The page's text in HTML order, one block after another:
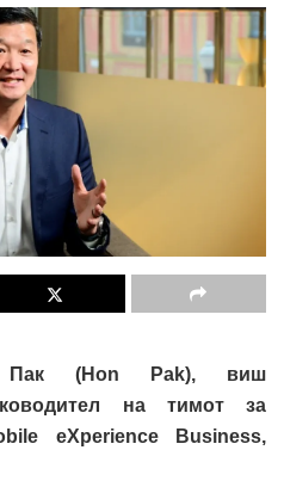
(Hon Pak), виш
на тимот за
eXperience Business,